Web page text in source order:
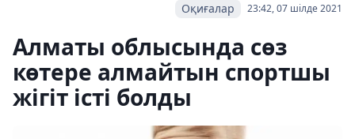
23:42, 07 шілде 2021
Оқиғалар
Алматы облысында сөз
көтере алмайтын спортшы
жігіт істі болды